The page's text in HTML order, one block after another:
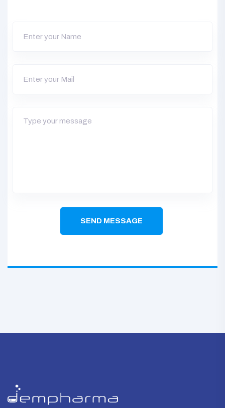
SEND MESSAGE